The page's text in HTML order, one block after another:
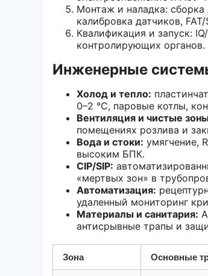
Монтаж и наладка: сборка
калибровка датчиков, FAT/
Квалификация и запуск:
контролирующих органов.
Инженерные
Холод и тепло:
0–2 °C, паровые котлы,
Вентиляция и чистые
помещениях розлива и
Вода и стоки: умягчение,
высоким БПК.
CIP/SIP:
«мертвых зон» в
Автоматизация:
удаленный мониторинг
Материалы и санитария:
антисрывные трапы и
Зона Основные